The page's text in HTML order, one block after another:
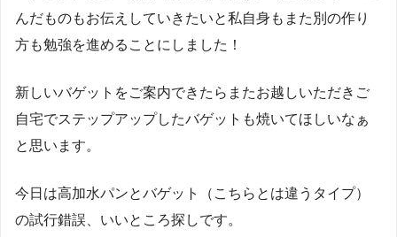
んだものもお伝えしていきたいと私自身もまた別の作り
方も勉強を進めることにしました！
新しいバゲットをご案内できたらまたお越しいただきご
自宅でステップアップしたバゲットも焼いてほしいなぁ
と思います。
今日は高加水パンとバゲット（こちらとは違うタイプ）
の試行錯誤、いいところ探しです。